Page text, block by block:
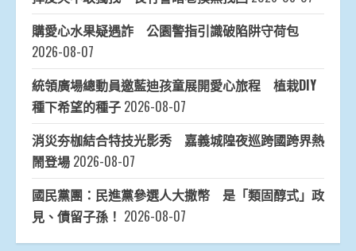
購愛心水果疑遇詐 公園警指引識破陷阱守荷包
2026-08-07
統領廣場總動員邀藍迪孩童展開愛心旅程 植栽DIY
種下希望的種子 2026-08-07
消災夯枷結合特技光影秀 嘉義城隍夜巡跨國跨界熱
鬧登場 2026-08-07
國民黨團：民進黨參選人大撒幣 是「類固醇式」政
見、債留子孫！ 2026-08-07